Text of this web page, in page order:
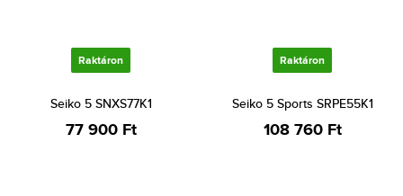
Raktáron
Seiko 5 SNXS77K1
77 900 Ft
Raktáron
Seiko 5 Sports SRPE55K1
108 760 Ft